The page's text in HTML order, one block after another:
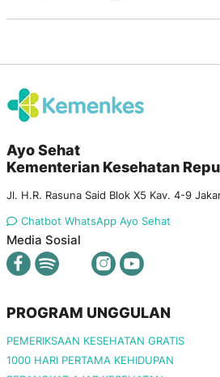
Ayo Sehat
Kementerian Kesehatan
Jl. H.R. Rasuna Said Blok X5 Kav. 4-9
Chatbot WhatsApp Ayo Sehat
Media Sosial
PROGRAM UNGGULAN
PEMERIKSAAN KESEHATAN GRATIS
1000 HARI PERTAMA KEHIDUPAN